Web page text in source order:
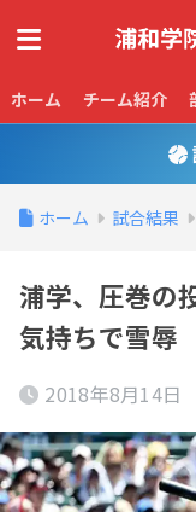
ホーム チーム紹介
ホーム 試合結果
浦学、圧巻
気持ちで雪辱
2018年8月14日